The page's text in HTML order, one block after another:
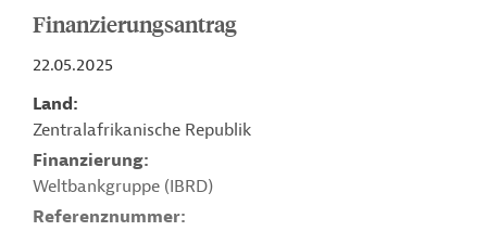
Finanzierungsantrag
22.05.2025
Land
Zentralafrikanische Republik
Finanzierung
Weltbankgruppe (IBRD)
Referenznummer